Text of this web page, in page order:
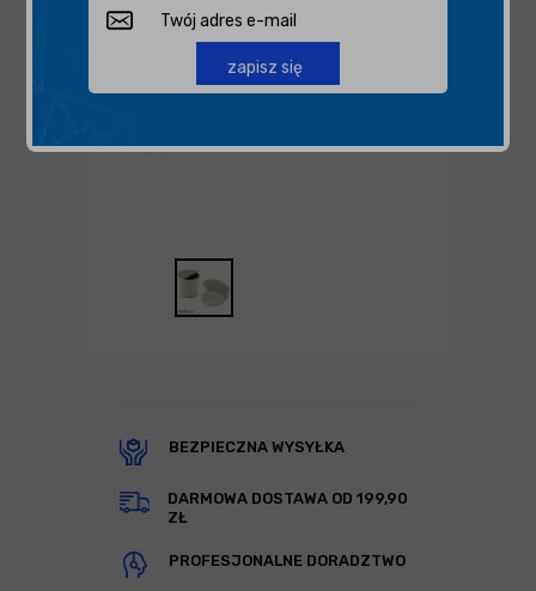
BEZPIECZNA WYSYŁKA
DARMOWA DOSTAWA OD 199,90
ZŁ
PROFESJONALNE DORADZTWO
zapisz się